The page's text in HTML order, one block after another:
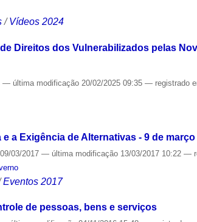
/Vídeos 2024
Direitos dos Vulnerabilizados pelas
— última modificação 20/02/2025 09:35— registrado
a Exigência de Alternativas - 9 de março
09/03/2017— última modificação 13/03/2017 10:22—
Eventos 2017
de pessoas, bens e serviços